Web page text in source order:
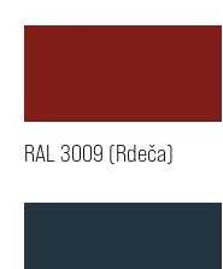
RAL 3009 (Rdeča)